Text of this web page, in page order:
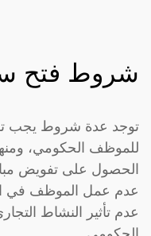
شروط فتح
توجد عدة شروط يجب
للموظف الحكومي،
الحصول على تفويض
عدم عمل الموظف في
عدم تأثير النشاط